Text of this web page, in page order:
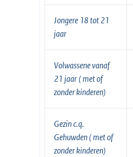
Jongere 18 tot 21
jaar
Volwassene vanaf
21 jaar ( met of
zonder kinderen)
Gezin c.q.
Gehuwden ( met of
zonder kinderen)